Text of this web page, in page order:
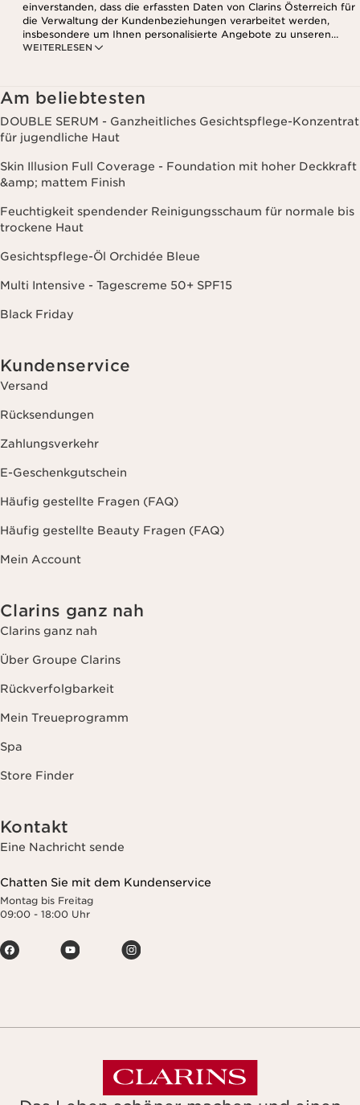
WEITERLESEN
einverstanden, dass die erfassten Daten von Clarins Österreich für
die Verwaltung der Kundenbeziehungen verarbeitet werden,
insbesondere um Ihnen personalisierte Angebote zu unseren
Produkten und Dienstleistungen entsprechend Ihrem
Websites Dritter, sowie für analytische Zwecke.
Am beliebtesten
DOUBLE SERUM - Ganzheitliches Gesichtspflege-Konzentrat
für jugendliche Haut
Skin Illusion Full Coverage - Foundation mit hoher Deckkraft
&amp; mattem Finish
Feuchtigkeit spendender Reinigungsschaum für normale bis
trockene Haut
Gesichtspflege-Öl Orchidée Bleue
Multi Intensive - Tagescreme 50+ SPF15
Black Friday
Kundenservice
Versand
Rücksendungen
Zahlungsverkehr
E-Geschenkgutschein
Häufig gestellte Fragen (FAQ)
Häufig gestellte Beauty Fragen (FAQ)
Mein Account
Clarins ganz nah
Clarins ganz nah
Über Groupe Clarins
Rückverfolgbarkeit
Mein Treueprogramm
Spa
Store Finder
Kontakt
Eine Nachricht sende
Chatten Sie mit dem Kundenservice
Montag bis Freitag
09:00 - 18:00 Uhr